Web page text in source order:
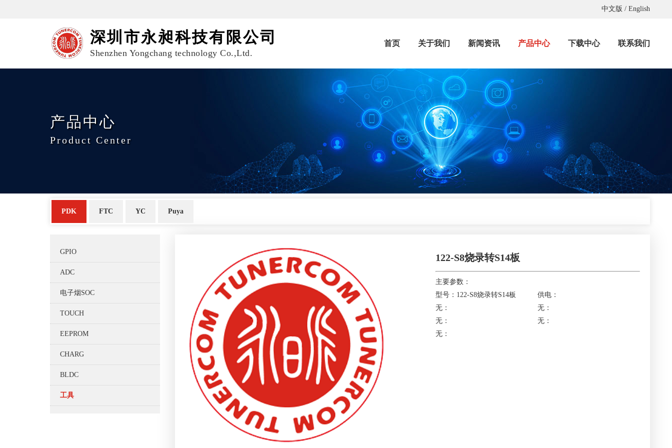
中文版 / English
深圳市永昶科技有限公司
Shenzhen Yongchang technology Co.,Ltd.
首页 关于我们 新闻资讯 产品中心 下载中心 联系我们
产品中心
Product Center
PDK FTC YC Puya
122-S8烧录转S14板
主要参数：
型号：122-S8烧录转S14板
供电：
无：
无：
无：
无：
无：
GPIO
ADC
电子烟SOC
TOUCH
EEPROM
CHARG
BLDC
工具